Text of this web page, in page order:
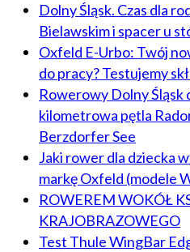
Dolny Śląsk. Czas dla
Bielawskim i spacer u
Oxfeld E-Urbo: Twój
do pracy? Testujemy
Rowerowy Dolny Śląsk
kilometrowa pętla
Berzdorfer See
Jaki rower dla dziecka
markę Oxfeld (modele
ROWEREM WOKÓŁ
KRAJOBRAZOWEGO
Test Thule WingBar